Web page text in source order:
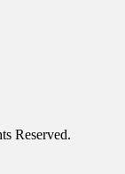
Reserved.